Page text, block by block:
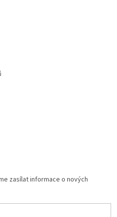
zasílat informace o nových